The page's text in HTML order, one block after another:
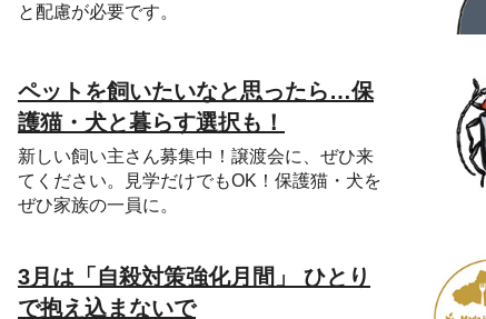
と配慮が必要です。
ペットを飼いたいなと思ったら…保
護猫・犬と暮らす選択も！
新しい飼い主さん募集中！譲渡会に、ぜひ来
てください。見学だけでもOK！保護猫・犬を
ぜひ家族の一員に。
3月は「自殺対策強化月間」 ひとり
で抱え込まないで